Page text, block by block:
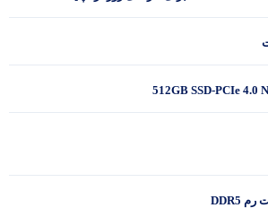
512GB SSD-PCIe 4.0